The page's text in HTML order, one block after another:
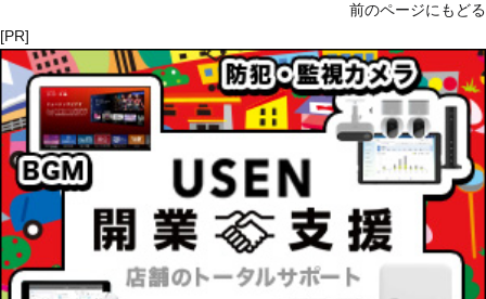
前のページにもどる
[PR]